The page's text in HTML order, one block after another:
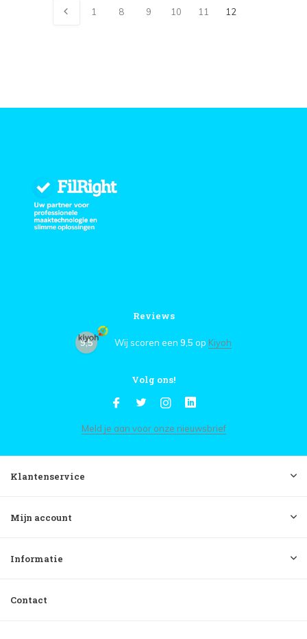
1 8 9 10 11 12
Reviews
9,5 Wij scoren een 9,5 op Kiyoh
Volg ons!
Meld je aan voor onze nieuwsbrief
Klantenservice
Mijn account
Informatie
Contact